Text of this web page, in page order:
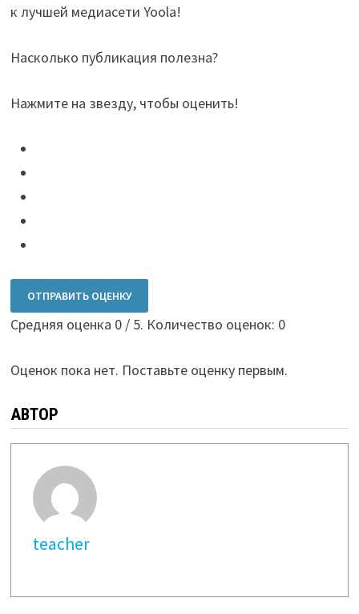
к лучшей медиасети Yoola!
Насколько публикация полезна?
Нажмите на звезду, чтобы оценить!
ОТПРАВИТЬ ОЦЕНКУ
Средняя оценка 0/ 5. Количество оценок: 0
Оценок пока нет. Поставьте оценку первым.
АВТОР
teacher